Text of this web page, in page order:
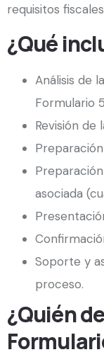
requisitos
¿Qué
Análisis de
Formulario
Revisión
asociada
Soporte y
proceso.
¿Quién